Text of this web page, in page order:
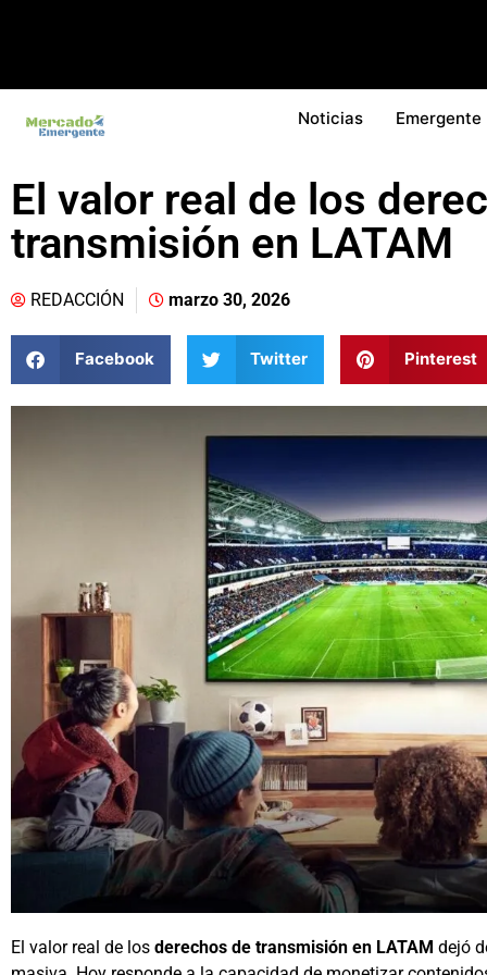
Noticias Emergente
El valor real de los
transmisión en LATAM
REDACCIÓN marzo 30, 2026
Facebook Twitter Pinterest
El valor real de los derechos de transmisión en LATAM dejó